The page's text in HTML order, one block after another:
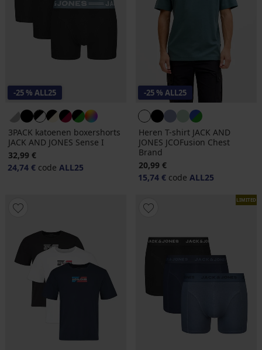
-25 % ALL25
3PACK katoenen boxershorts
JACK AND JONES Sense I
32,99 €
24,74 € code ALL25
-25 % ALL25
Heren T-shirt JACK AND
JONES JCOFusion Chest
Brand
20,99 €
15,74 € code ALL25
LIMITED